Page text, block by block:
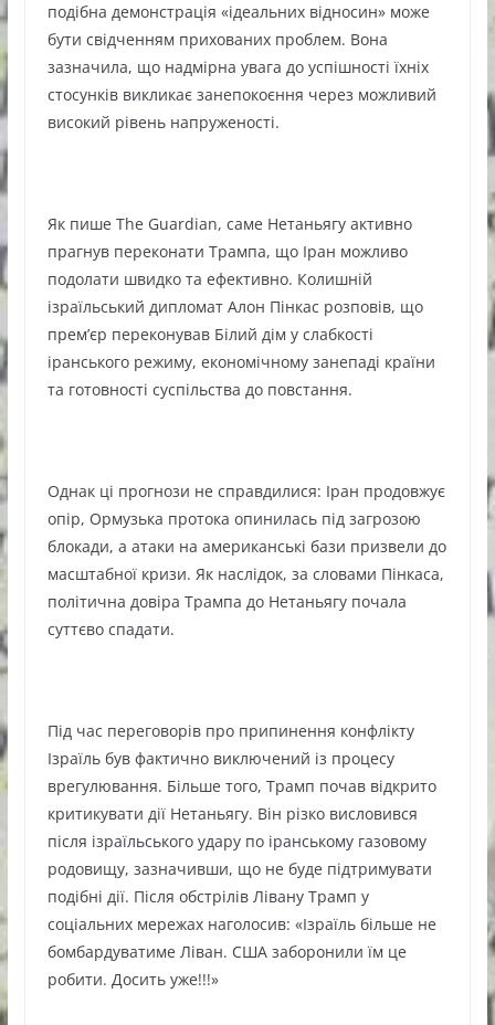
подібна демонстрація «ідеальних відносин» може
бути свідченням прихованих проблем. Вона
зазначила, що надмірна увага до успішності їхніх
стосунків викликає занепокоєння через можливий
високий рівень напруженості.
Як пише The Guardian, саме Нетаньягу активно
прагнув переконати Трампа, що Іран можливо
подолати швидко та ефективно. Колишній
ізраїльський дипломат Алон Пінкас розповів, що
прем’єр переконував Білий дім у слабкості
іранського режиму, економічному занепаді країни
та готовності суспільства до повстання.
Однак ці прогнози не справдилися: Іран продовжує
опір, Ормузька протока опинилась під загрозою
блокади, а атаки на американські бази призвели до
масштабної кризи. Як наслідок, за словами Пінкаса,
політична довіра Трампа до Нетаньягу почала
суттєво спадати.
Під час переговорів про припинення конфлікту
Ізраїль був фактично виключений із процесу
врегулювання. Більше того, Трамп почав відкрито
критикувати дії Нетаньягу. Він різко висловився
після ізраїльського удару по іранському газовому
родовищу, зазначивши, що не буде підтримувати
подібні дії. Після обстрілів Лівану Трамп у
соціальних мережах наголосив: «Ізраїль більше не
бомбардуватиме Ліван. США заборонили їм це
робити. Досить уже!!!»